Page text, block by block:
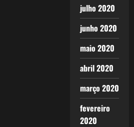
julho 2020
junho 2020
maio 2020
abril 2020
março 2020
fevereiro
2020